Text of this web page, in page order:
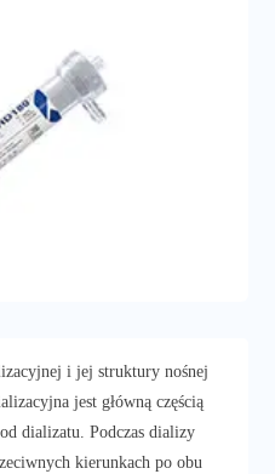
i jej struktury nośnej
jest główną częścią
dializatu. Podczas dializy
kierunkach po obu